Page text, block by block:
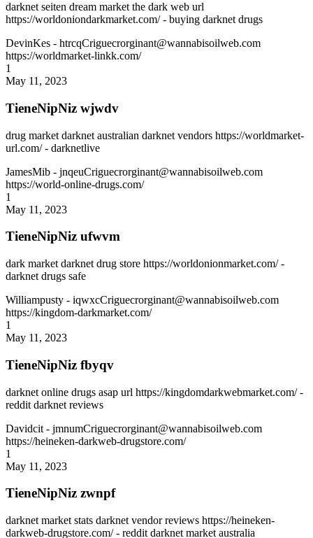
darknet seiten dream market the dark web url
https://worldoniondarkmarket.com/ - buying darknet drugs
DevinKes - htrcqCriguecrorginant@wannabisoilweb.com
https://worldmarket-linkk.com/
1
May 11, 2023
TieneNipNiz wjwdv
drug market darknet australian darknet vendors https://worldmarket-
url.com/ - darknetlive
JamesMib - jnqeuCriguecrorginant@wannabisoilweb.com
https://world-online-drugs.com/
1
May 11, 2023
TieneNipNiz ufwvm
dark market darknet drug store https://worldonionmarket.com/ -
darknet drugs safe
Williampusty - iqwxcCriguecrorginant@wannabisoilweb.com
https://kingdom-darkmarket.com/
1
May 11, 2023
TieneNipNiz fbyqv
darknet online drugs asap url https://kingdomdarkwebmarket.com/ -
reddit darknet reviews
Davidcit - jmnumCriguecrorginant@wannabisoilweb.com
https://heineken-darkweb-drugstore.com/
1
May 11, 2023
TieneNipNiz zwnpf
darknet market stats darknet vendor reviews https://heineken-
darkweb-drugstore.com/ - reddit darknet market australia